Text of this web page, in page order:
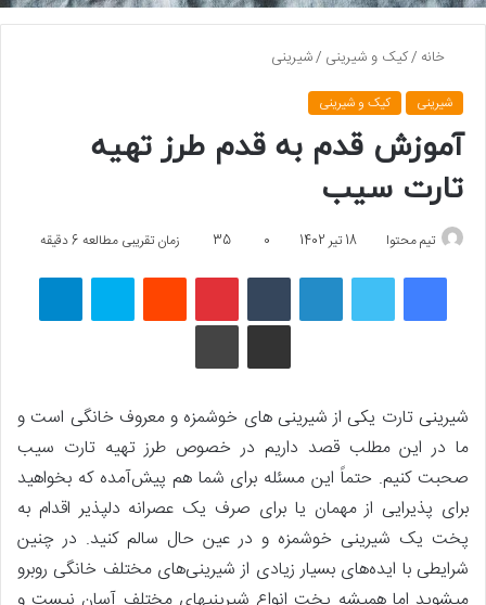
خانه /کیک و شیرینی /شیرینی
شیرینی کیک و شیرینی
آموزش قدم به قدم طرز تهیه
تارت سیب
تیم محتوا 18 تیر 1402 0
35 زمان تقریبی مطالعه 6 دقیقه
فیسبوک لینکداین پینتریست اسکایپ
چاپ
شیرینی تارت یکی از شیرینی ­های خوشمزه و معروف خانگی است و
ما در این مطلب قصد داریم در خصوص طرز تهیه تارت سیب
صحبت کنیم. حتماً این مسئله برای شما هم پیش‌آمده که بخواهید
برای پذیرایی از مهمان یا برای صرف یک عصرانه دلپذیر اقدام به
پخت یک شیرینی خوشمزه و در عین ‌حال سالم کنید. در چنین
شرایطی با ایده‌های بسیار زیادی از شیرینی‌های مختلف خانگی روبرو